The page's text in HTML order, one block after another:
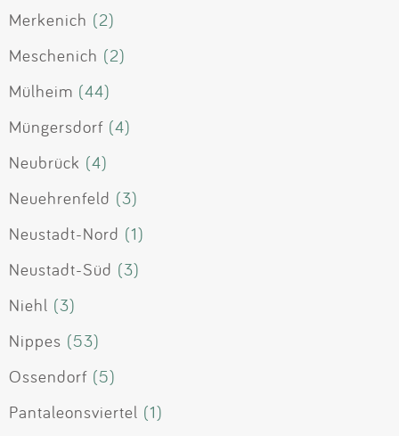
Merkenich (2)
Meschenich (2)
Mülheim (44)
Müngersdorf (4)
Neubrück (4)
Neuehrenfeld (3)
Neustadt-Nord (1)
Neustadt-Süd (3)
Niehl (3)
Nippes (53)
Ossendorf (5)
Pantaleonsviertel (1)